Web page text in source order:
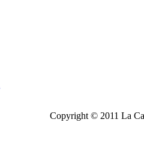
Copyright © 2011 La